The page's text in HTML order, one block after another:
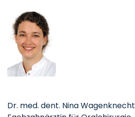
Dr. med. dent. Nina Wagenknecht